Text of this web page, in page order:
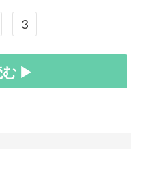
3
む ▶